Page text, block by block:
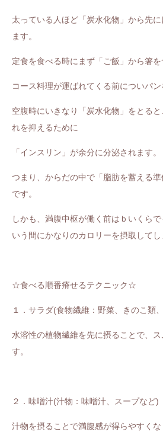
太っている人ほど「炭水化物」から先に
ます。
定食を食べる時にまず「ご飯」から箸
コース料理が運ばれてくる前についパ
空腹時にいきなり「炭水化物」をとる
れを抑えるために
「インスリン」が余分に分泌されます。
つまり、からだの中で「脂肪を蓄える
です。
しかも、満腹中枢が働く前はｂいくら
いう間にかなりのカロリーを摂取してし
☆食べる順番瘠せるテクニック☆
１．サラダ(食物繊維： 野菜、きのこ類
水溶性の植物繊維を先に摂ることで、
す。
２．味噌汁(汁物：味噌汁、スープなど)
汁物を摂ることで満腹感が得らやすくな